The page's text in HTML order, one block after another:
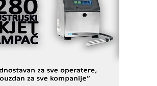
– napredna rešenja za
industrijske i logističke
– 35 godina preciznosti u
- oprema za ispitivanje